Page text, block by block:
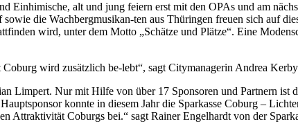
Einhimische, alt und jung feiern erst mit den OPAs und am
die Wachbergmusikan-ten aus Thüringen freuen sich auf
wird, unter dem Motto „Schätze und Plätze“. Eine
wird zusätzlich be-lebt“, sagt Citymanagerin Andrea
Limpert. Nur mit Hilfe von über 17 Sponsoren und Partnern ist
konnte in diesem Jahr die Sparkasse Coburg –
Attraktivität Coburgs bei.“ sagt Rainer Engelhardt von der